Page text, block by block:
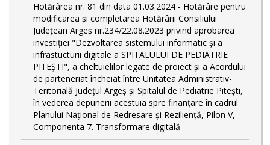
Hotărârea nr. 81 din data 01.03.2024 - Hotărâre pentru
modificarea și completarea Hotărârii Consiliului
Județean Argeș nr.234/22.08.2023 privind aprobarea
investiției "Dezvoltarea sistemului informatic și a
infrastucturii digitale a SPITALULUI DE PEDIATRIE
PITEŞTI", a cheltuielilor legate de proiect și a Acordului
de parteneriat încheiat între Unitatea Administrativ-
Teritorială Județul Argeș și Spitalul de Pediatrie Pitești,
în vederea depunerii acestuia spre finanțare în cadrul
Planului Național de Redresare și Reziliență, Pilon V,
Componenta 7. Transformare digitală